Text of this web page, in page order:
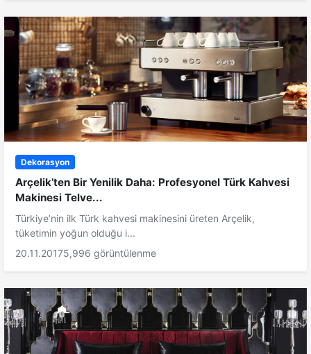
Dekorasyon
Arçelik’ten Bir Yenilik Daha: Profesyonel Türk Kahvesi
Makinesi Telve...
Türkiye’nin ilk Türk kahvesi makinesini üreten Arçelik,
tüketimin yoğun olduğu i...
20.11.20175,996 görüntülenme